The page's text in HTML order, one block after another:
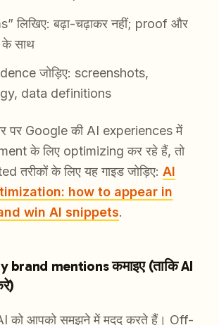
लिखिए: बढ़ा-चढ़ाकर नहीं; proof और
साथ
जोड़िए: screenshots,
data definitions
पर Google की AI experiences में
के लिए optimizing कर रहे हैं, तो
तरीकों के लिए यह गाइड जोड़िए: AI
how to appear in
win AI snippets.
mentions कमाइए (ताकि AI
को आपको समझने में मदद करते हैं। Off-